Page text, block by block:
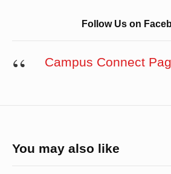
Follow Us on
Campus Connect
You may also like